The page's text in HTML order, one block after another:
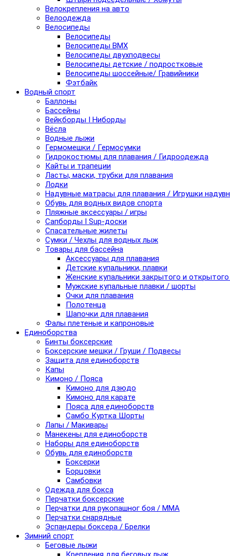
Велокрепления на авто
Велоодежда
Велосипеды
Велосипеды
Велосипеды BMX
Велосипеды двухподвесы
Велосипеды детские / подростковые
Велосипеды шоссейные/ Гравийники
Фэтбайк
Водный спорт
Баллоны
Бассейны
Вейкборды I Ниборды
Вёсла
Водные лыжи
Гермомешки / Гермосумки
Гидрокостюмы для плавания / Гидроодежда
Кайты и трапеции
Ласты, маски, трубки для плавания
Лодки
Надувные матрасы для плавания / Игрушки
Обувь для водных видов спорта
Пляжные аксессуары / игры
Сапборды I Sup-доски
Спасательные жилеты
Сумки / Чехлы для водных лыж
Товары для бассейна
Аксессуары для плавания
Детские купальники, плавки
Женские купальники закрытого и
Мужские купальные плавки / шорты
Очки для плавания
Полотенца
Шапочки для плавания
Фалы плетеные и капроновые
Единоборства
Бинты боксерские
Боксерские мешки / Груши / Подвесы
Защита для единоборств
Капы
Кимоно / Пояса
Кимоно для дзюдо
Кимоно для карате
Пояса для единоборств
Самбо Куртка Шорты
Лапы / Макивары
Манекены для единоборств
Наборы для единоборств
Обувь для единоборств
Боксерки
Борцовки
Самбовки
Одежда для бокса
Перчатки боксерские
Перчатки для рукопашног боя / ММА
Перчатки снарядные
Эспандеры боксера / Брелки
Зимний спорт
Беговые лыжи